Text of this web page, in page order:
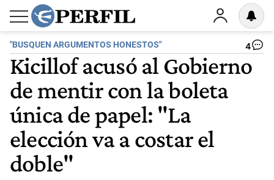
"BUSQUEN ARGUMENTOS HONESTOS" 4
Kicillof acusó al Gobierno
de mentir con la boleta
única de papel: "La
elección va a costar el
doble"